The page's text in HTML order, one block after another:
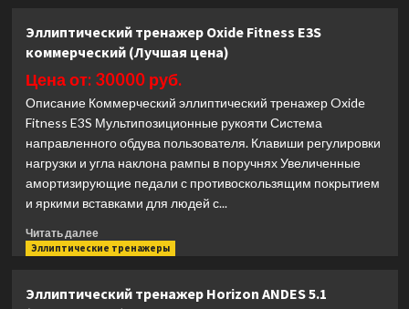
тренажер
Matrix
Fitness
S-
Force
Performance
Trainer
(Лучшая
Эллиптический тренажер Oxide Fitness E3S
коммерческий (Лучшая цена)
Цена от: 30000 руб.
Описание Коммерческий эллиптический тренажер Oxide
Fitness E3S Мультипозиционные рукояти Система
направленного обдува пользователя. Клавиши регулировки
нагрузки и угла наклона рампы в поручнях Увеличенные
амортизирующие педали с противоскользящим покрытием
и яркими вставками для людей с...
Читать далееПрочитать
больше
тренажер
Эллиптические тренажеры
Эллиптический тренажер Horizon ANDES 5.1